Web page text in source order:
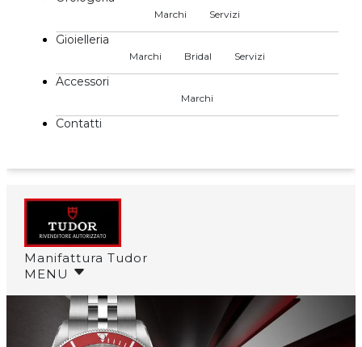
Marchi Servizi
Gioielleria
Marchi Bridal Servizi
Accessori
Marchi
Contatti
Manifattura Tudor
MENU